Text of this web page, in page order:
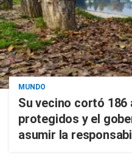
MUNDO
Su vecino cortó 186
protegidos y el
asumir la